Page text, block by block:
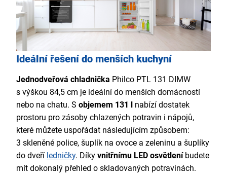
Ideální řešení do menších kuchyní
Jednodveřová chladnička Philco PTL 131 DIMW
s výškou 84,5 cm je ideální do menších domácností
nebo na chatu. S objemem 131 l nabízí dostatek
prostoru pro zásoby chlazených potravin i nápojů,
které můžete uspořádat následujícím způsobem:
3 skleněné police, šuplík na ovoce a zeleninu a šuplíky
do dveří ledničky. Díky vnitřnímu LED osvětleníbudete
mít dokonalý přehled o skladovaných potravinách.